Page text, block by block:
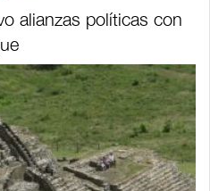
alianzas políticas con